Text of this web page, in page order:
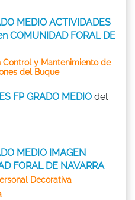
MEDIO ACTIVIDADES
COMUNIDAD FORAL DE
Control y Mantenimiento de
del Buque
FP GRADO MEDIO del
MEDIO IMAGEN
FORAL DE NAVARRA
Decorativa